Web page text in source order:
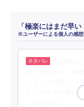
「極楽にはまだ早
※ユーザーによる個人の感
えたりする仕事は